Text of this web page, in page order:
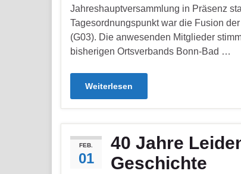
Jahreshauptversammlung in Präsenz
Tagesordnungspunkt war die Fusion
(G03). Die anwesenden Mitglieder
bisherigen Ortsverbands Bonn-Bad …
Weiterlesen
FEB.
01
40 Jahre
Geschichte